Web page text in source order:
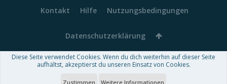
Kontakt Hilfe Nutzungsbedingungen
Datenschutzerklärung
Forum software by XenForo™-Deutsch von xenDach
Theme designed byThemeHouse
Diese Seite verwendet Cookies. Wenn du dich weiterhin auf dieser Seite
aufhältst, akzeptierst du unseren Einsatz von Cookies.
Zustimmen Weitere Informationen